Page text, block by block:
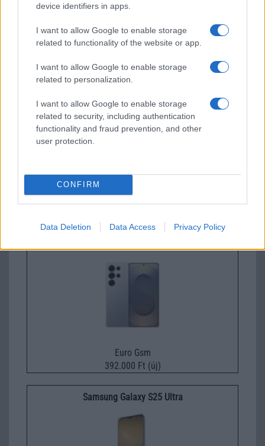
device identifiers in apps.
I want to allow Google to enable storage
related to functionality of the website or app.
I want to allow Google to enable storage
related to personalization.
I want to allow Google to enable storage
related to security, including authentication
functionality and fraud prevention, and other
user protection.
CONFIRM
Data Deletion Data Access Privacy Policy
Samsung Galaxy S26
Euro Gsm
267.000 Ft (új)
Euro Gsm
392.000 Ft (új)
Samsung Galaxy S25 Ultra